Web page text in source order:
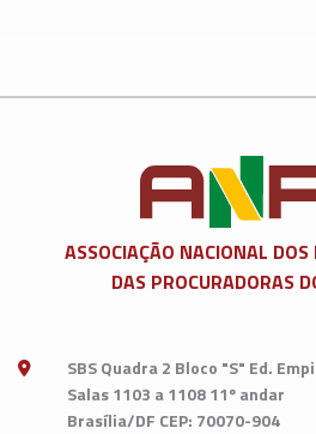
ASSOCIAÇÃO NACIONAL DOS
DAS PROCURADORAS
SBS Quadra 2 Bloco "S" Ed.
Salas 1103 a 1108 11º andar
Brasília/DF CEP: 70070-904